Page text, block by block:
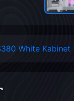
White Kabinet